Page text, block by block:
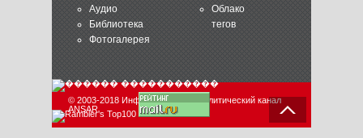
Аудио
Библиотека
Фотогалерея
Облако
тегов
© 2003-2018 Информационно-аналитический канал
ANSAR